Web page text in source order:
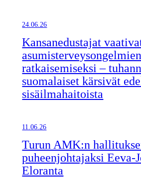
24.06.26
Kansanedustajat
asumisterveysongelmien
ratkaisemiseksi –
suomalaiset kärsivät
sisäilmahaitoista
11.06.26
Turun AMK:n
puheenjohtajaksi Eeva-
Eloranta